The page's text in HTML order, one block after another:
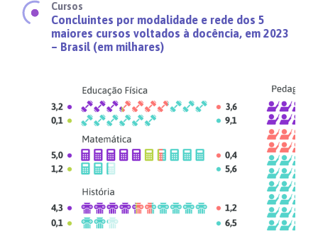
Cursos
Concluintes por modalidade e rede dos 5
maiores cursos voltados à docência, em 2023
– Brasil (em milhares)